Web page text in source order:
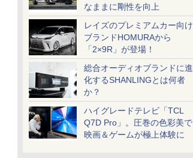
なままに剛性を向上
レイズのプレミアムカー向け
ブランドHOMURAから
「2×9R」が登場！
総合オーディオブランドに進
化するSHANLINGとは何者
か？
ハイグレードテレビ「TCL
Q7D Pro」。圧巻の色彩美で
映画＆ゲームが極上体験に